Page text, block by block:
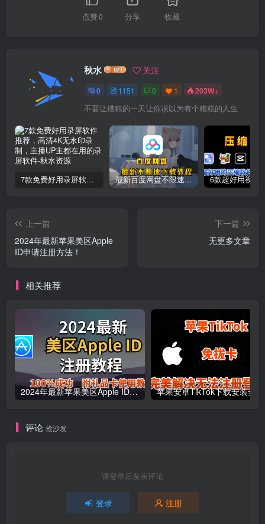
点赞0 分享 收藏
秋水 关注
0 1151 0 1 203W+
不要让糟糕的一天让你误以为有个糟糕的人生
7款免费好用录屏软件推荐，高清4K无水印录制，主播UP主都在用的录屏软件 最新百度网盘不限速下载教程
上一篇
2024年最新苹果美区Apple
ID申请注册方法！
下一篇
无更多文章
相关推荐
2024年最新苹果美区Apple ID申请注册方法！ 苹果安卓TikTok下载安装全
评论 抢沙发
请登录后发表评论
登录 注册